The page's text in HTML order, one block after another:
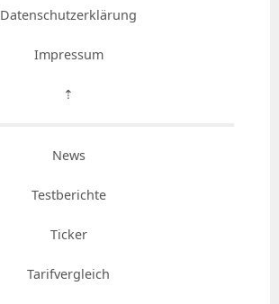
Datenschutzerklärung
Impressum
⇡
News
Testberichte
Ticker
Tarifvergleich